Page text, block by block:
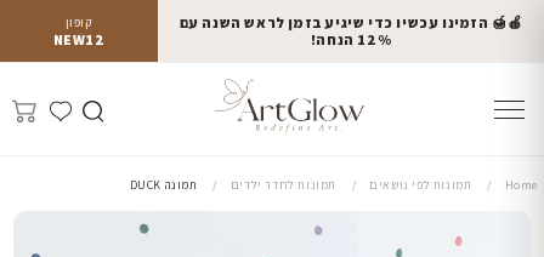
קופון
NEW12
🍎🍯 הזמינו עכשיו כדי שיגיע בזמן לראש השנה עם
12% הנחה!
Home תמונות לפי נושאים תמונות לחדר ילדים תמונה DUCK